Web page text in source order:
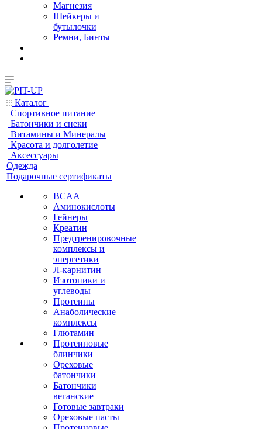
Магнезия
Шейкеры и
бутылочки
Ремни, Бинты
Каталог
Спортивное питание
Батончики и снеки
Витамины и Минералы
Красота и долголетие
Аксессуары
Одежда
Подарочные сертификаты
BCAA
Аминокислоты
Гейнеры
Креатин
Предтренировочные
комплексы и
энергетики
Л-карнитин
Изотоники и
углеводы
Протеины
Анаболические
комплексы
Глютамин
Протеиновые
блинчики
Ореховые
батончики
Батончики
веганские
Готовые завтраки
Ореховые пасты